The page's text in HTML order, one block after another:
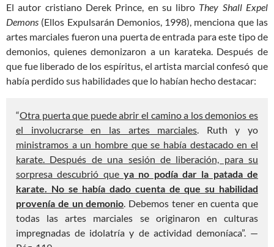
El autor cristiano Derek Prince, en su libro They Shall Expel
Demons (Ellos Expulsarán Demonios, 1998), menciona que las
artes marciales fueron una puerta de entrada para este tipo de
demonios, quienes demonizaron a un karateka. Después de
que fue liberado de los espíritus, el artista marcial confesó que
había perdido sus habilidades que lo habían hecho destacar:
“Otra puerta que puede abrir el camino a los demonios es
el involucrarse en las artes marciales. Ruth y yo
ministramos a un hombre que se había destacado en el
karate. Después de una sesión de liberación, para su
sorpresa descubrió que ya no podía dar la patada de
karate. No se había dado cuenta de que su habilidad
provenía de un demonio. Debemos tener en cuenta que
todas las artes marciales se originaron en culturas
impregnadas de idolatría y de actividad demoníaca”. —